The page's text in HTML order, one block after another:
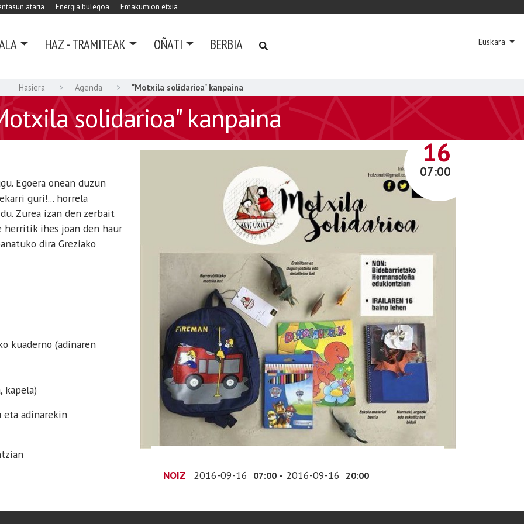
ataria Energia bulegoa Emakumion etxia
HAZ - TRAMITEAK OÑATI BERBIA Euskara
Hasiera Agenda "Motxila solidarioa" kanpaina
solidarioa" kanpaina
IRAILA
16
07:00
NOIZ 2016-09-16 07:00 - 2016-09-16 20:00
Egoera onean duzun
guri!... horrela
Zurea izan den zerbait
herritik ihes joan den haur
dira Greziako
kuaderno (adinaren
kapela)
eta adinarekin